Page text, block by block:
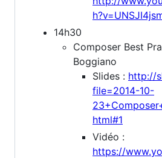
14h30
Composer Best
Boggiano
Slides : http://
file=2014-10-
html#1
Vidéo :
https://